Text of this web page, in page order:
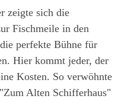
zeigte sich die
Fischmeile in den
perfekte Bühne für
Hier kommt jeder, der
Kosten. So verwöhnte
Alten Schifferhaus"